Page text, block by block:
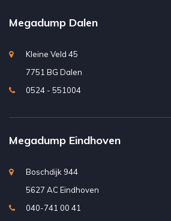
Megadump Dalen
Kleine Veld 45
7751 BG Dalen
0524 - 551004
Megadump Eindhoven
Boschdijk 944
5627 AC Eindhoven
040-741 00 41